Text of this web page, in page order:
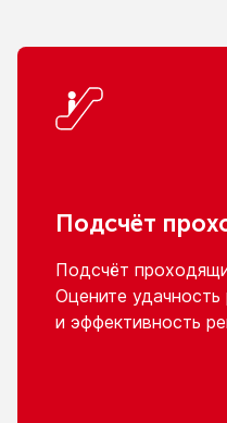
Подсчёт
Подсчёт
Оцените
и эффективность